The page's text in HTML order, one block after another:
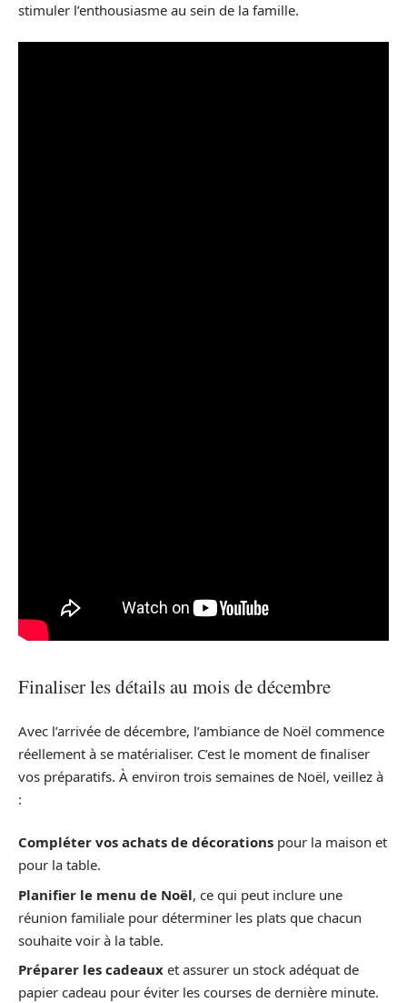
stimuler l’enthousiasme au sein de la famille.
Finaliser les détails au mois de décembre
Avec l’arrivée de décembre, l’ambiance de Noël commence
réellement à se matérialiser. C’est le moment de finaliser
vos préparatifs. À environ trois semaines de Noël, veillez à
:
Compléter vos achats de décorations pour la maison et
pour la table.
Planifier le menu de Noël, ce qui peut inclure une
réunion familiale pour déterminer les plats que chacun
souhaite voir à la table.
Préparer les cadeaux et assurer un stock adéquat de
papier cadeau pour éviter les courses de dernière minute.